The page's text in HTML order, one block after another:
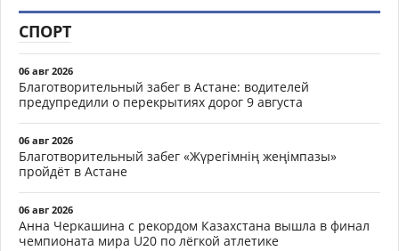
СПОРТ
06 авг 2026
Благотворительный забег в Астане: водителей
предупредили о перекрытиях дорог 9 августа
06 авг 2026
Благотворительный забег «Жүрегімнің жеңімпазы»
пройдёт в Астане
06 авг 2026
Анна Черкашина с рекордом Казахстана вышла в финал
чемпионата мира U20 по лёгкой атлетике